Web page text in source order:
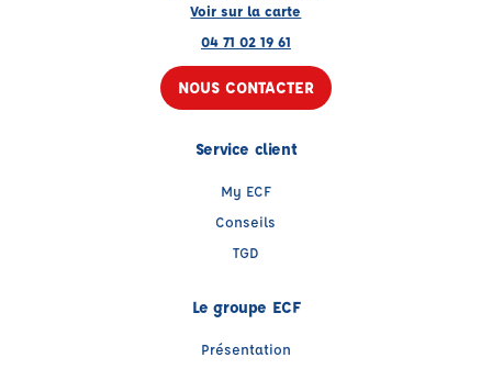
Voir sur la carte
04 71 02 19 61
NOUS CONTACTER
Service client
My ECF
Conseils
TGD
Le groupe ECF
Présentation